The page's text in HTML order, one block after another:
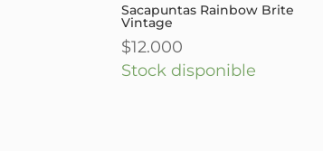
Sacapuntas Rainbow Brite
Vintage
$12.000
Stock disponible